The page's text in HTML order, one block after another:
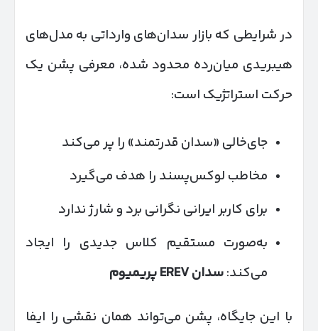
در شرایطی که بازار سدان‌های وارداتی به مدل‌های
هیبریدی میان‌رده محدود شده، معرفی پشن یک
حرکت استراتژیک است:
جای‌خالی «سدان قدرتمند» را پر می‌کند
مخاطب لوکس‌پسند را هدف می‌گیرد
برای کاربر ایرانی نگرانی برد و شارژ ندارد
به‌صورت مستقیم کلاس جدیدی را ایجاد
می‌کند:سدانEREV پریمیوم
با این جایگاه، پشن می‌تواند همان نقشی را ایفا